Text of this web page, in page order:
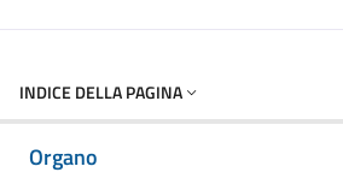
INDICE DELLA PAGINA
Organo